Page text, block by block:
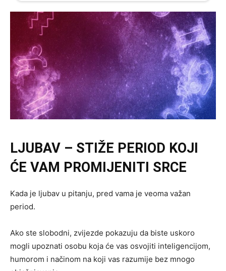
LJUBAV – STIŽE PERIOD KOJI
ĆE VAM PROMIJENITI SRCE
Kada je ljubav u pitanju, pred vama je veoma važan
period.
Ako ste slobodni, zvijezde pokazuju da biste uskoro
mogli upoznati osobu koja će vas osvojiti inteligencijom,
humorom i načinom na koji vas razumije bez mnogo